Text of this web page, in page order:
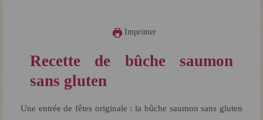
Imprimer
Recette de bûche saumon
sans gluten
Une entrée de fêtes originale : la bûche saumon sans gluten